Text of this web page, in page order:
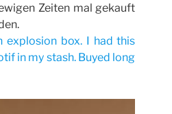
Zeiten mal gekauft
explosion box. I had this
in my stash. Buyed long